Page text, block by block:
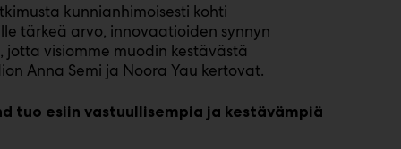
kunnianhimoisesti kohti
tärkeä arvo, innovaatioiden synnyn
visiomme muodin kestävästä
Anna Semi ja Noora Yau kertovat.
tuo esiin vastuullisempia ja kestävämpiä